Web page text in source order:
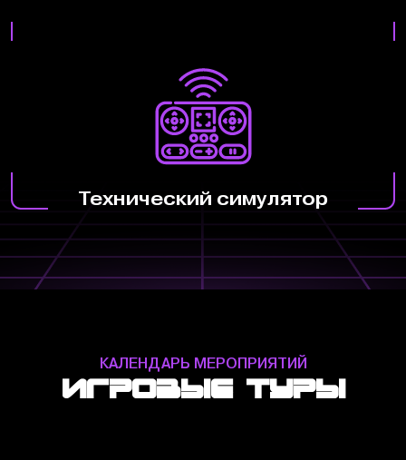
Технический симулятор
КАЛЕНДАРЬ МЕРОПРИЯТИЙ
Игровые туры